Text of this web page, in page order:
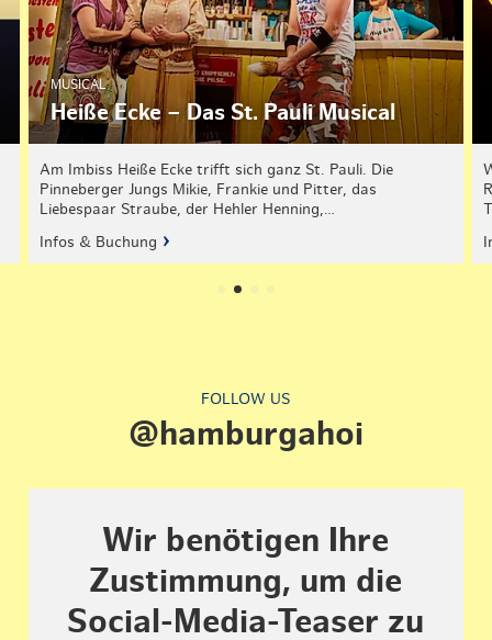
MUSICAL
Heiße Ecke – Das St. Pauli Musical
Am Imbiss Heiße Ecke trifft sich ganz St. Pauli. Die
Pinneberger Jungs Mikie, Frankie und Pitter, das
Liebespaar Straube, der Hehler Henning,…
Infos & Buchung
FOLLOW US
@hamburgahoi
Wir benötigen Ihre
Zustimmung, um die
Social-Media-Teaser zu